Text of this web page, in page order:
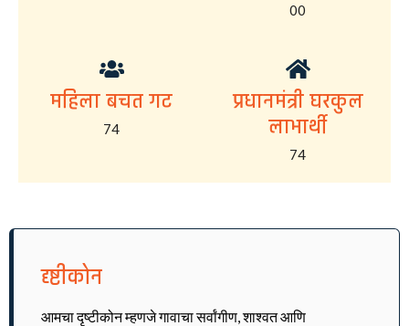
00
महिला बचत गट
74
प्रधानमंत्री घरकुल
लाभार्थी
74
दृष्टीकोन
आमचा दृष्टीकोन म्हणजे गावाचा सर्वांगीण, शाश्वत आणि